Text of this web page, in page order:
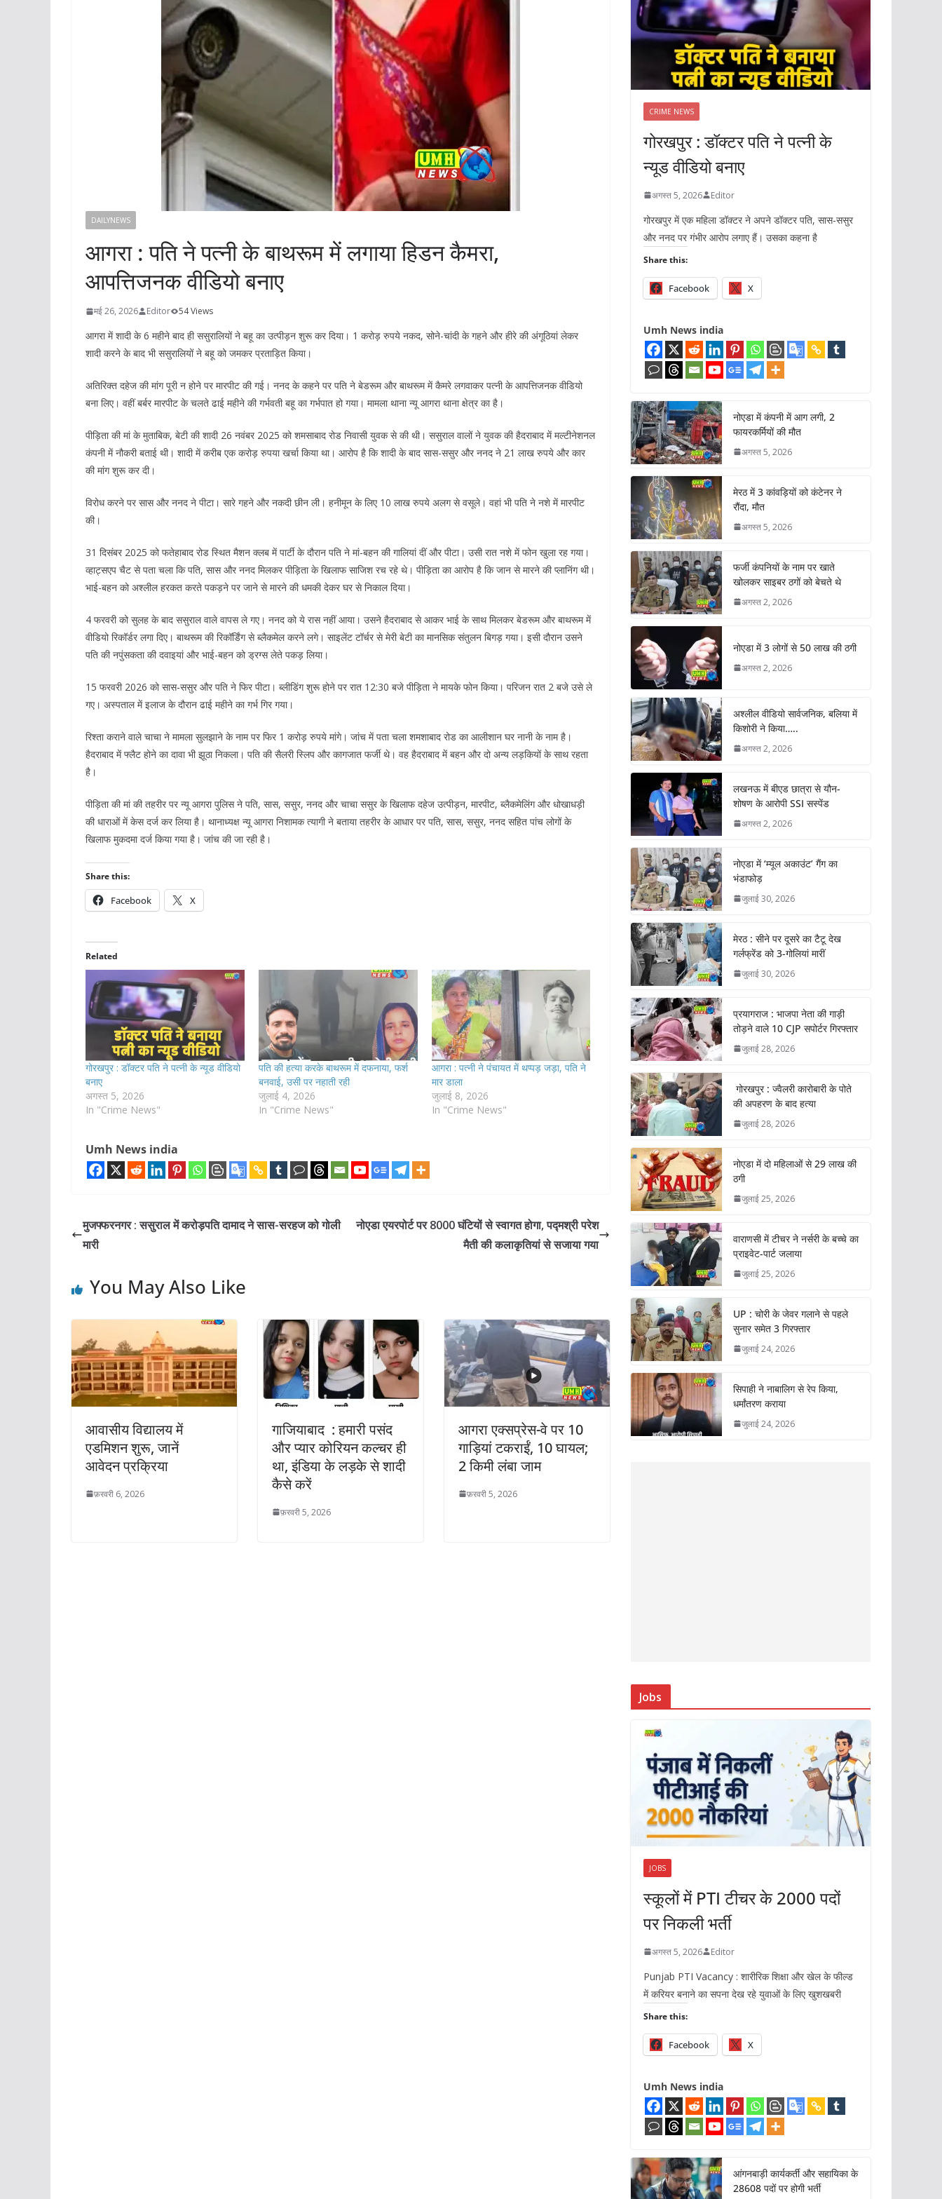
DAILYNEWS
आगरा : पति ने पत्नी के बाथरूम में लगाया हिडन कैमरा,
आपत्तिजनक वीडियो बनाए
मई 26, 2026 Editor 54 Views
आगरा में शादी के 6 महीने बाद ही ससुरालियों ने बहू का उत्पीड़न शुरू कर दिया। 1 करोड़ रुपये नकद, सोने-चांदी के गहने और हीरे की अंगूठियां लेकर
शादी करने के बाद भी ससुरालियों ने बहू को जमकर प्रताड़ित किया।
अतिरिक्त दहेज की मांग पूरी न होने पर मारपीट की गई। ननद के कहने पर पति ने बेडरूम और बाथरूम में कैमरे लगवाकर पत्नी के आपत्तिजनक वीडियो
बना लिए। वहीं बर्बर मारपीट के चलते ढाई महीने की गर्भवती बहू का गर्भपात हो गया। मामला थाना न्यू आगरा थाना क्षेत्र का है।
पीड़िता की मां के मुताबिक, बेटी की शादी 26 नवंबर 2025 को शमसाबाद रोड निवासी युवक से की थी। ससुराल वालों ने युवक की हैदराबाद में मल्टीनेशनल
कंपनी में नौकरी बताई थी। शादी में करीब एक करोड़ रुपया खर्चा किया था। आरोप है कि शादी के बाद सास-ससुर और ननद ने 21 लाख रुपये और कार
की मांग शुरू कर दी।
विरोध करने पर सास और ननद ने पीटा। सारे गहने और नकदी छीन ली। हनीमून के लिए 10 लाख रुपये अलग से वसूले। वहां भी पति ने नशे में मारपीट
की।
31 दिसंबर 2025 को फतेहाबाद रोड स्थित मैशन क्लब में पार्टी के दौरान पति ने मां-बहन की गालियां दीं और पीटा। उसी रात नशे में फोन खुला रह गया।
व्हाट्सएप चैट से पता चला कि पति, सास और ननद मिलकर पीड़िता के खिलाफ साजिश रच रहे थे। पीड़िता का आरोप है कि जान से मारने की प्लानिंग थी।
भाई-बहन को अश्लील हरकत करते पकड़ने पर जाने से मारने की धमकी देकर घर से निकाल दिया।
4 फरवरी को सुलह के बाद ससुराल वाले वापस ले गए। ननद को ये रास नहीं आया। उसने हैदराबाद से आकर भाई के साथ मिलकर बेडरूम और बाथरूम में
वीडियो रिकॉर्डर लगा दिए। बाथरूम की रिकॉर्डिंग से ब्लैकमेल करने लगे। साइलेंट टॉर्चर से मेरी बेटी का मानसिक संतुलन बिगड़ गया। इसी दौरान उसने
पति की नपुंसकता की दवाइयां और भाई-बहन को ड्रग्स लेते पकड़ लिया।
15 फरवरी 2026 को सास-ससुर और पति ने फिर पीटा। ब्लीडिंग शुरू होने पर रात 12:30 बजे पीड़िता ने मायके फोन किया। परिजन रात 2 बजे उसे ले
गए। अस्पताल में इलाज के दौरान ढाई महीने का गर्भ गिर गया।
रिश्ता कराने वाले चाचा ने मामला सुलझाने के नाम पर फिर 1 करोड़ रुपये मांगे। जांच में पता चला शमशाबाद रोड का आलीशान घर नानी के नाम है।
हैदराबाद में फ्लैट होने का दावा भी झूठा निकला। पति की सैलरी स्लिप और कागजात फर्जी थे। वह हैदराबाद में बहन और दो अन्य लड़कियों के साथ रहता
है।
पीड़िता की मां की तहरीर पर न्यू आगरा पुलिस ने पति, सास, ससुर, ननद और चाचा ससुर के खिलाफ दहेज उत्पीड़न, मारपीट, ब्लैकमेलिंग और धोखाधड़ी
की धाराओं में केस दर्ज कर लिया है। थानाध्यक्ष न्यू आगरा निशामक त्यागी ने बताया तहरीर के आधार पर पति, सास, ससुर, ननद सहित पांच लोगों के
खिलाफ मुकदमा दर्ज किया गया है। जांच की जा रही है।
Share this:
Facebook X
Related
गोरखपुर : डॉक्टर पति ने पत्नी के न्यूड वीडियो
बनाए
अगस्त 5, 2026
In "Crime News"
पति की हत्या करके बाथरूम में दफनाया, फर्श
बनवाई, उसी पर नहाती रही
जुलाई 4, 2026
In "Crime News"
आगरा : पत्नी ने पंचायत में थप्पड़ जड़ा, पति ने
मार डाला
जुलाई 8, 2026
In "Crime News"
Umh News india
मुजफ्फरनगर : ससुराल में करोड़पति दामाद ने सास-सरहज को गोली
मारी
नोएडा एयरपोर्ट पर 8000 घंटियों से स्वागत होगा, पद्मश्री परेश
मैती की कलाकृतियां से सजाया गया
You May Also Like
आवासीय विद्यालय में
एडमिशन शुरू, जानें
आवेदन प्रक्रिया
फ़रवरी 6, 2026
गाजियाबाद : हमारी पसंद
और प्यार कोरियन कल्चर ही
था, इंडिया के लड़के से शादी
कैसे करें
फ़रवरी 5, 2026
आगरा एक्सप्रेस-वे पर 10
गाड़ियां टकराईं, 10 घायल;
2 किमी लंबा जाम
फ़रवरी 5, 2026
CRIME NEWS
गोरखपुर : डॉक्टर पति ने पत्नी के
न्यूड वीडियो बनाए
अगस्त 5, 2026 Editor
गोरखपुर में एक महिला डॉक्टर ने अपने डॉक्टर पति, सास-ससुर
और ननद पर गंभीर आरोप लगाए हैं। उसका कहना है
Share this:
Facebook X
Umh News india
नोएडा में कंपनी में आग लगी, 2
फायरकर्मियों की मौत
अगस्त 5, 2026
मेरठ में 3 कांवड़ियों को कंटेनर ने
रौंदा, मौत
अगस्त 5, 2026
फर्जी कंपनियों के नाम पर खाते
खोलकर साइबर ठगों को बेचते थे
अगस्त 2, 2026
नोएडा में 3 लोगों से 50 लाख की ठगी
अगस्त 2, 2026
अश्लील वीडियो सार्वजनिक, बलिया में
किशोरी ने किया…..
अगस्त 2, 2026
लखनऊ में बीएड छात्रा से यौन-
शोषण के आरोपी SSI सस्पेंड
अगस्त 2, 2026
नोएडा में ‘म्यूल अकाउंट’ गैंग का
भंडाफोड़
जुलाई 30, 2026
मेरठ : सीने पर दूसरे का टैटू देख
गर्लफ्रेंड को 3-गोलियां मारीं
जुलाई 30, 2026
प्रयागराज : भाजपा नेता की गाड़ी
तोड़ने वाले 10 CJP सपोर्टर गिरफ्तार
जुलाई 28, 2026
गोरखपुर : ज्वैलरी कारोबारी के पोते
की अपहरण के बाद हत्या
जुलाई 28, 2026
नोएडा में दो महिलाओं से 29 लाख की
ठगी
जुलाई 25, 2026
वाराणसी में टीचर ने नर्सरी के बच्चे का
प्राइवेट-पार्ट जलाया
जुलाई 25, 2026
UP : चोरी के जेवर गलाने से पहले
सुनार समेत 3 गिरफ्तार
जुलाई 24, 2026
सिपाही ने नाबालिग से रेप किया,
धर्मांतरण कराया
जुलाई 24, 2026
Jobs
JOBS
स्कूलों में PTI टीचर के 2000 पदों
पर निकली भर्ती
अगस्त 5, 2026 Editor
Punjab PTI Vacancy : शारीरिक शिक्षा और खेल के फील्ड
में करियर बनाने का सपना देख रहे युवाओं के लिए खुशखबरी
Share this:
Facebook X
Umh News india
आंगनबाड़ी कार्यकर्ती और सहायिका के
28608 पदों पर होगी भर्ती